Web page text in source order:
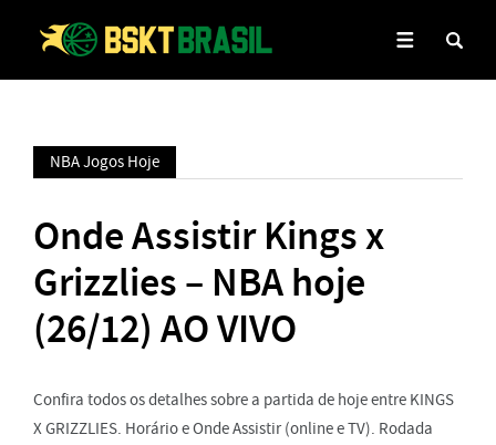
NBA Jogos Hoje
Onde Assistir Kings x
Grizzlies – NBA hoje
(26/12) AO VIVO
Confira todos os detalhes sobre a partida de hoje entre KINGS
X GRIZZLIES. Horário e Onde Assistir (online e TV). Rodada